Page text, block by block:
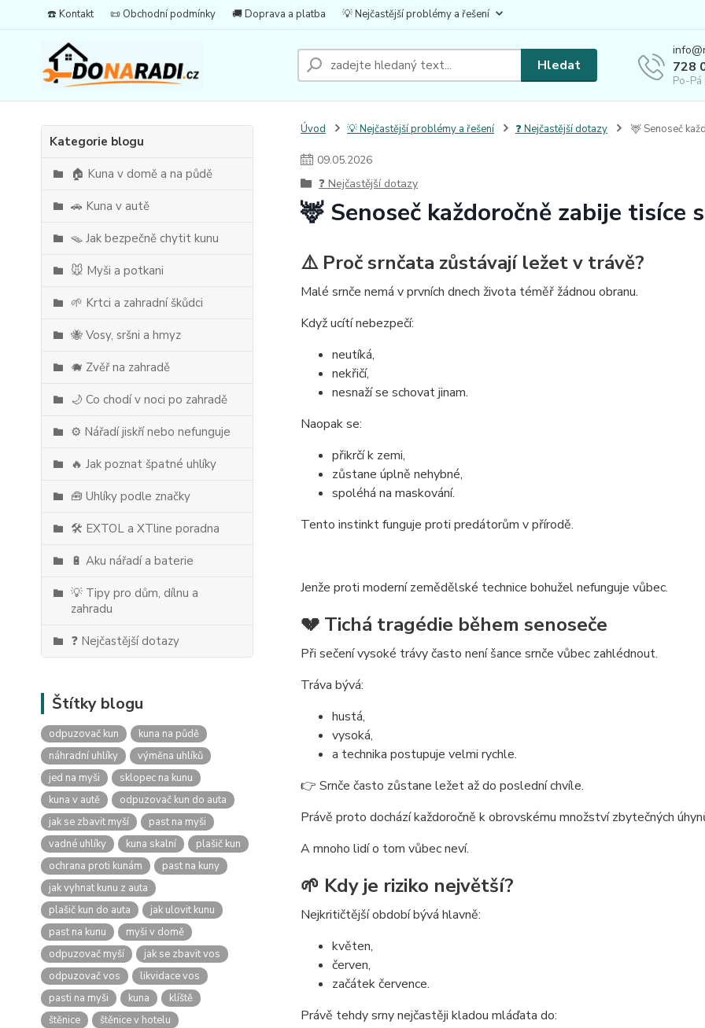
☎️ Kontakt 📜 Obchodní podmínky 🚚 Doprava a platba 💡 Nejčastější problémy a řešení
Hledat 728
Po-
Kategorie blogu
🏠 Kuna v domě a na půdě
🚗 Kuna v autě
🪤 Jak bezpečně chytit kunu
🐭 Myši a potkani
🌱 Krtci a zahradní škůdci
🐝 Vosy, sršni a hmyz
🐗 Zvěř na zahradě
🌙 Co chodí v noci po zahradě
⚙️ Nářadí jiskří nebo nefunguje
🔥 Jak poznat špatné uhlíky
🧰 Uhlíky podle značky
🛠️ EXTOL a XTline poradna
🔋 Aku nářadí a baterie
💡 Tipy pro dům, dílnu a
zahradu
❓ Nejčastější dotazy
Štítky blogu
odpuzovač kun
kuna na půdě
náhradní uhlíky
výměna uhlíků
jed na myši
sklopec na kunu
kuna v autě
odpuzovač kun do auta
jak se zbavit myší
past na myši
vadné uhlíky
kuna skalní
plašič kun
ochrana proti kunám
past na kuny
jak vyhnat kunu z auta
plašič kun do auta
jak ulovit kunu
past na kunu
myši v domě
odpuzovač myší
jak se zbavit vos
odpuzovač vos
likvidace vos
pasti na myši
kuna
klíště
štěnice
štěnice v hotelu
Úvod 💡 Nejčastější problémy a řešení ❓ Nejčastější dotazy 🦌 Senoseč
09.05.2026
❓ Nejčastější dotazy
🦌 Senoseč každoročně zabije tisíce
⚠️ Proč srnčata zůstávají ležet v trávě?
Malé srnče nemá v prvních dnech života téměř žádnou obranu.
Když ucítí nebezpečí:
neutíká,
nekřičí,
nesnaží se schovat jinam.
Naopak se:
přikrčí k zemi,
zůstane úplně nehybné,
spoléhá na maskování.
Tento instinkt funguje proti predátorům v přírodě.
Jenže proti moderní zemědělské technice bohužel nefunguje vůbec.
💔 Tichá tragédie během senoseče
Při sečení vysoké trávy často není šance srnče vůbec zahlédnout.
Tráva bývá:
hustá,
vysoká,
a technika postupuje velmi rychle.
👉 Srnče často zůstane ležet až do poslední chvíle.
Právě proto dochází každoročně k obrovskému množství zbytečných
A mnoho lidí o tom vůbec neví.
🌱 Kdy je riziko největší?
Nejkritičtější období bývá hlavně:
květen,
červen,
začátek července.
Právě tehdy srny nejčastěji kladou mláďata do: